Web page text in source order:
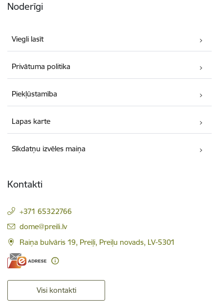
Noderīgi
Viegli lasīt
Privātuma politika
Piekļūstamība
Lapas karte
Sīkdatņu izvēles maiņa
Kontakti
+371 65322766
E-pasts:
dome@preili.lv
Raiņa bulvāris 19, Preiļi, Preiļu novads, LV-5301
Visi kontakti